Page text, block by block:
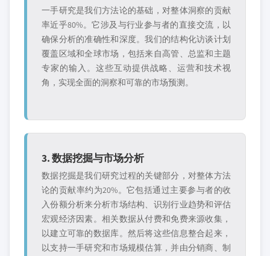
一手研究是我们方法论的基础，对整体洞察的贡献
率近乎80%。它涉及与行业参与者的直接交流，以
确保分析的准确性和深度。我们的结构化访谈计划
覆盖区域和全球市场，包括来自高管、总监和主题
专家的输入。这些互动提供战略、运营和技术视
角，实现全面的洞察和可靠的市场预测。
3. 数据挖掘与市场分析
数据挖掘是我们研究过程的关键部分，对整体方法
论的贡献率约为20%。它包括通过主要参与者的收
入份额分析来分析市场结构、识别行业趋势和评估
宏观经济因素。相关数据从付费和免费来源收集，
以建立可靠的数据库。然后将这些信息整合起来，
以支持一手研究和市场规模估算，并由分销商、制